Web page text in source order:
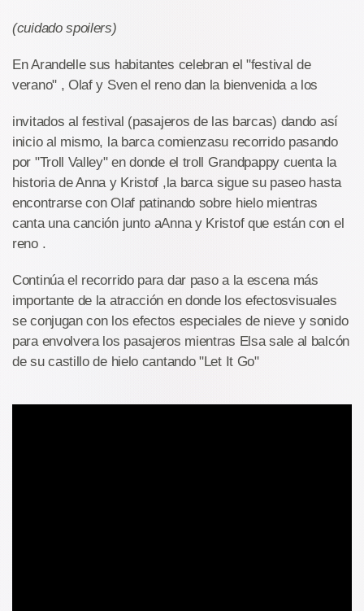
(cuidado spoilers)
En Arandelle sus habitantes celebran el "festival de
verano" , Olaf y Sven el reno dan la bienvenida a los
invitados al festival (pasajeros de las barcas) dando así
inicio al mismo, la barca comienzasu recorrido pasando
por "Troll Valley" en donde el troll Grandpappy cuenta la
historia de Anna y Kristof ,la barca sigue su paseo hasta
encontrarse con Olaf patinando sobre hielo mientras
canta una canción junto aAnna y Kristof que están con el
reno .
Continúa el recorrido para dar paso a la escena más
importante de la atracción en donde los efectosvisuales
se conjugan con los efectos especiales de nieve y sonido
para envolvera los pasajeros mientras Elsa sale al balcón
de su castillo de hielo cantando "Let It Go"